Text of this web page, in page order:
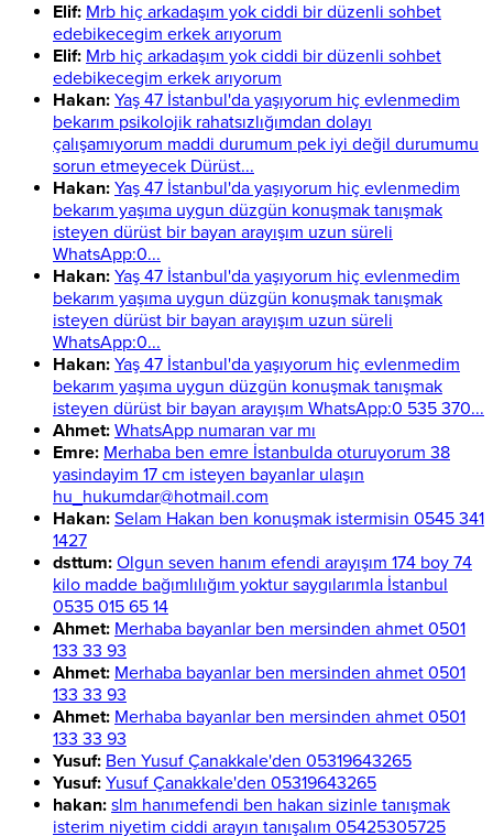
Elif: Mrb hiç arkadaşım yok ciddi bir düzenli sohbet
edebikecegim erkek arıyorum
Elif: Mrb hiç arkadaşım yok ciddi bir düzenli sohbet
edebikecegim erkek arıyorum
Hakan: Yaş 47 İstanbul'da yaşıyorum hiç evlenmedim
bekarım psikolojik rahatsızlığımdan dolayı
çalışamıyorum maddi durumum pek iyi değil durumumu
sorun etmeyecek Dürüst...
Hakan: Yaş 47 İstanbul'da yaşıyorum hiç evlenmedim
bekarım yaşıma uygun düzgün konuşmak tanışmak
isteyen dürüst bir bayan arayışım uzun süreli
WhatsApp:0...
Hakan: Yaş 47 İstanbul'da yaşıyorum hiç evlenmedim
bekarım yaşıma uygun düzgün konuşmak tanışmak
isteyen dürüst bir bayan arayışım uzun süreli
WhatsApp:0...
Hakan: Yaş 47 İstanbul'da yaşıyorum hiç evlenmedim
bekarım yaşıma uygun düzgün konuşmak tanışmak
isteyen dürüst bir bayan arayışım WhatsApp:0 535 370...
Ahmet: WhatsApp numaran var mı
Emre: Merhaba ben emre İstanbulda oturuyorum 38
yasindayim 17 cm isteyen bayanlar ulaşın
hu_hukumdar@hotmail.com
Hakan: Selam Hakan ben konuşmak istermisin 0545 341
1427
dsttum: Olgun seven hanım efendi arayışım 174 boy 74
kilo madde bağımlılığım yoktur saygılarımla İstanbul
0535 015 65 14
Ahmet: Merhaba bayanlar ben mersinden ahmet 0501
133 33 93
Ahmet: Merhaba bayanlar ben mersinden ahmet 0501
133 33 93
Ahmet: Merhaba bayanlar ben mersinden ahmet 0501
133 33 93
Yusuf: Ben Yusuf Çanakkale'den 05319643265
Yusuf: Yusuf Çanakkale'den 05319643265
hakan: slm hanımefendi ben hakan sizinle tanışmak
isterim niyetim ciddi arayın tanışalım 05425305725